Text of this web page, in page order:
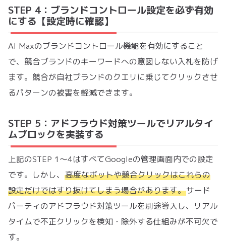
STEP 4：ブランドコントロール設定を必ず有効
にする【設定時に確認】
AI Maxのブランドコントロール機能を有効にすること
で、競合ブランドのキーワードへの意図しない入札を防げ
ます。競合が自社ブランドのクエリに乗じてクリックさせ
るパターンの被害を軽減できます。
STEP 5：アドフラウド対策ツールでリアルタイ
ムブロックを実装する
上記のSTEP 1〜4はすべてGoogleの管理画面内での設定
です。しかし、 高度なボットや競合クリックはこれらの
設定だけではすり抜けてしまう場合があります。サード
パーティのアドフラウド対策ツールを別途導入し、リアル
タイムで不正クリックを検知・除外する仕組みが不可欠で
す。